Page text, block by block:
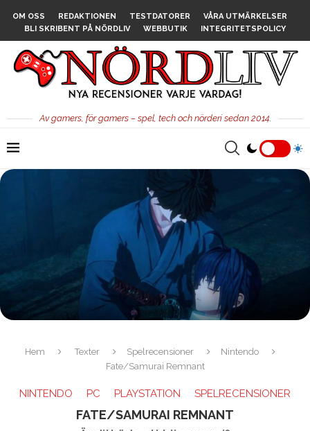
OM OSS REDAKTIONEN TESTDATORER
VÅRA UTMÄRKELSER
BLI SKRIBENT PÅ NÖRDLIV
WEBBUTIK INTEGRITETSPOLICY
Av gamers, för gamers – spel, tech och nörderi sedan 2014.
Hem Texter Spelrecensioner
Nintendo
Fate/Samurai Remnant
NINTENDO PC PLAYSTATION SPELRECENSIONER
FATE/SAMURAI REMNANT